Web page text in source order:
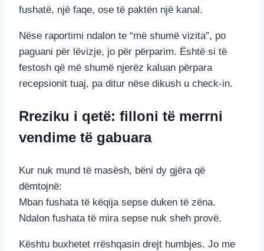
fushatë, një faqe, ose të paktën një kanal.
Nëse raportimi ndalon te “më shumë vizita”, po
paguani për lëvizje, jo për përparim. Është si të
festosh që më shumë njerëz kaluan përpara
recepsionit tuaj, pa ditur nëse dikush u check-in.
Rreziku i qetë: filloni të merrni
vendime të gabuara
Kur nuk mund të masësh, bëni dy gjëra që
dëmtojnë:
Mban fushata të këqija sepse duken të zëna.
Ndalon fushata të mira sepse nuk sheh provë.
Kështu buxhetet rrëshqasin drejt humbjes. Jo me